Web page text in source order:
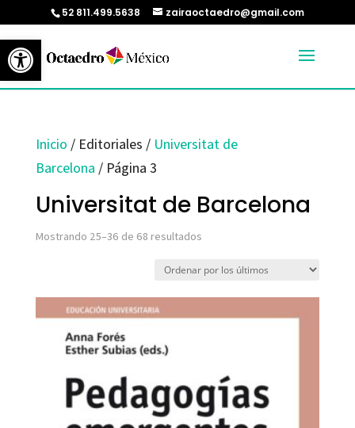
Abrir barra de herramientas
52 811.499.5638 zairaoctaedro@gmail.com
Inicio / Editoriales / Universitat de
Barcelona / Página 3
Universitat de Barcelona
Mostrando 25–36 de 68 resultadosOrdenado